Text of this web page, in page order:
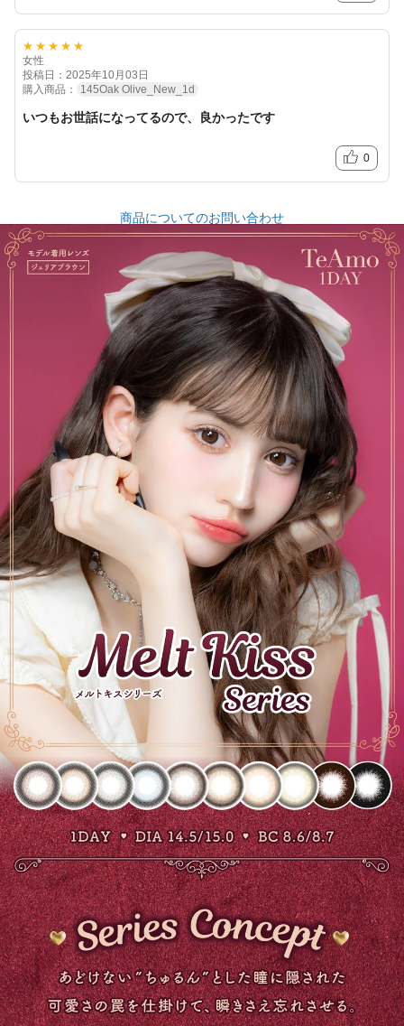
★★★★★
女性
投稿日：2025年10月03日
購入商品：
145Oak Olive_New_1d
いつもお世話になってるので、良かったです
0
商品についてのお問い合わせ